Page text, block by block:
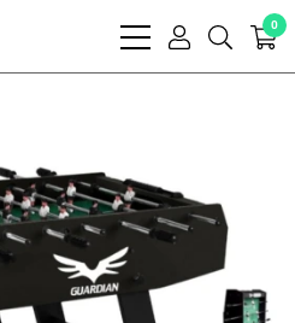
bars
user
search
0